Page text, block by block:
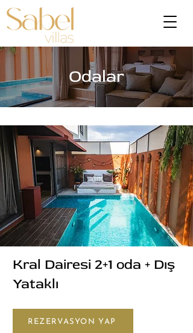
Odalar
Kral Dairesi 2+1 oda + Dış
Yataklı
REZERVASYON YAP